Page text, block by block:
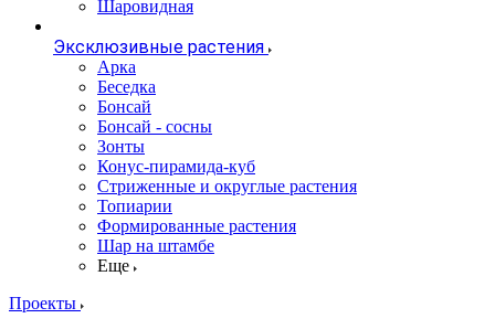
Шаровидная
Эксклюзивные растения
Арка
Беседка
Бонсай
Бонсай - сосны
Зонты
Конус-пирамида-куб
Стриженные и округлые растения
Топиарии
Формированные растения
Шар на штамбе
Еще
Проекты